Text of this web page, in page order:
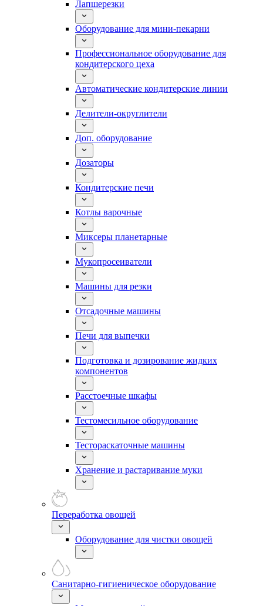
Лапшерезки
Оборудование для мини-пекарни
Профессиональное оборудование для
кондитерского цеха
Автоматические кондитерские линии
Делители-округлители
Доп. оборудование
Дозаторы
Кондитерские печи
Котлы варочные
Миксеры планетарные
Мукопросеиватели
Машины для резки
Отсадочные машины
Печи для выпечки
Подготовка и дозирование жидких
компонентов
Расстоечные шкафы
Тестомесильное оборудование
Тестораскаточные машины
Хранение и растаривание муки
Переработка овощей
Оборудование для чистки овощей
Санитарно-гигиеническое оборудование